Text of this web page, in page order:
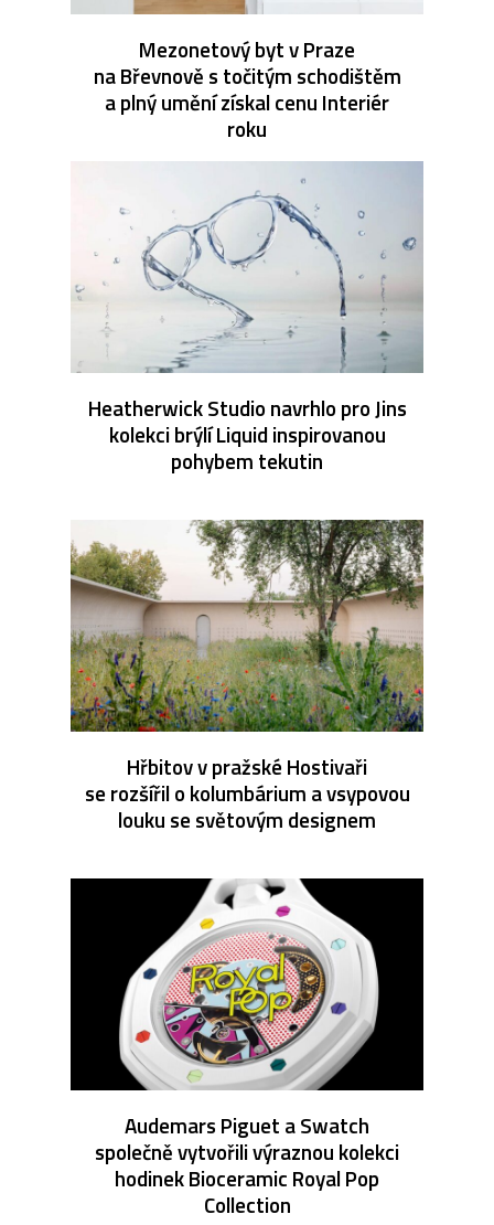
Mezonetový byt v Praze
na Břevnově s točitým schodištěm
a plný umění získal cenu Interiér
roku
Heatherwick Studio navrhlo pro Jins
kolekci brýlí Liquid inspirovanou
pohybem tekutin
Hřbitov v pražské Hostivaři
se rozšířil o kolumbárium a vsypovou
louku se světovým designem
Audemars Piguet a Swatch
společně vytvořili výraznou kolekci
hodinek Bioceramic Royal Pop
Collection